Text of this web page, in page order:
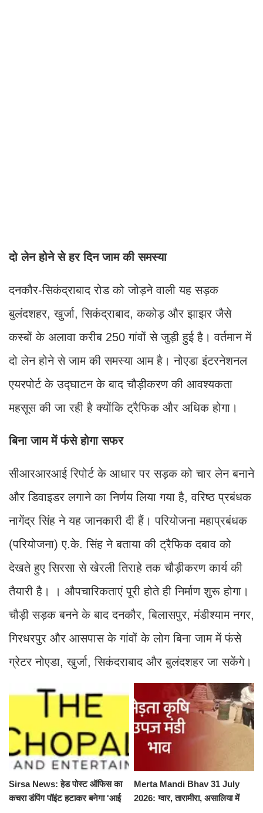
दो लेन होने से हर दिन जाम की समस्या
दनकौर-सिकंद्राबाद रोड को जोड़ने वाली यह सड़क
बुलंदशहर, खुर्जा, सिकंद्राबाद, ककोड़ और झाझर जैसे
कस्बों के अलावा करीब 250 गांवों से जुड़ी हुई है। वर्तमान में
दो लेन होने से जाम की समस्या आम है। नोएडा इंटरनेशनल
एयरपोर्ट के उद्घाटन के बाद चौड़ीकरण की आवश्यकता
महसूस की जा रही है क्योंकि ट्रैफिक और अधिक होगा।
बिना जाम में फंसे होगा सफर
सीआरआरआई रिपोर्ट के आधार पर सड़क को चार लेन बनाने
और डिवाइडर लगाने का निर्णय लिया गया है, वरिष्ठ प्रबंधक
नागेंद्र सिंह ने यह जानकारी दी हैं। परियोजना महाप्रबंधक
(परियोजना) ए.के. सिंह ने बताया की ट्रैफिक दबाव को
देखते हुए सिरसा से खेरली तिराहे तक चौड़ीकरण कार्य की
तैयारी है। । औपचारिकताएं पूरी होते ही निर्माण शुरू होगा।
चौड़ी सड़क बनने के बाद दनकौर, बिलासपुर, मंडीश्याम नगर,
गिरधरपुर और आसपास के गांवों के लोग बिना जाम में फंसे
ग्रेटर नोएडा, खुर्जा, सिकंदराबाद और बुलंदशहर जा सकेंगे।
Sirsa News: हेड पोस्ट ऑफिस का
कचरा डंपिंग पॉइंट हटाकर बनेगा 'आई
Merta Mandi Bhav 31 July
2026: ग्वार, तारामीरा, असालिया में